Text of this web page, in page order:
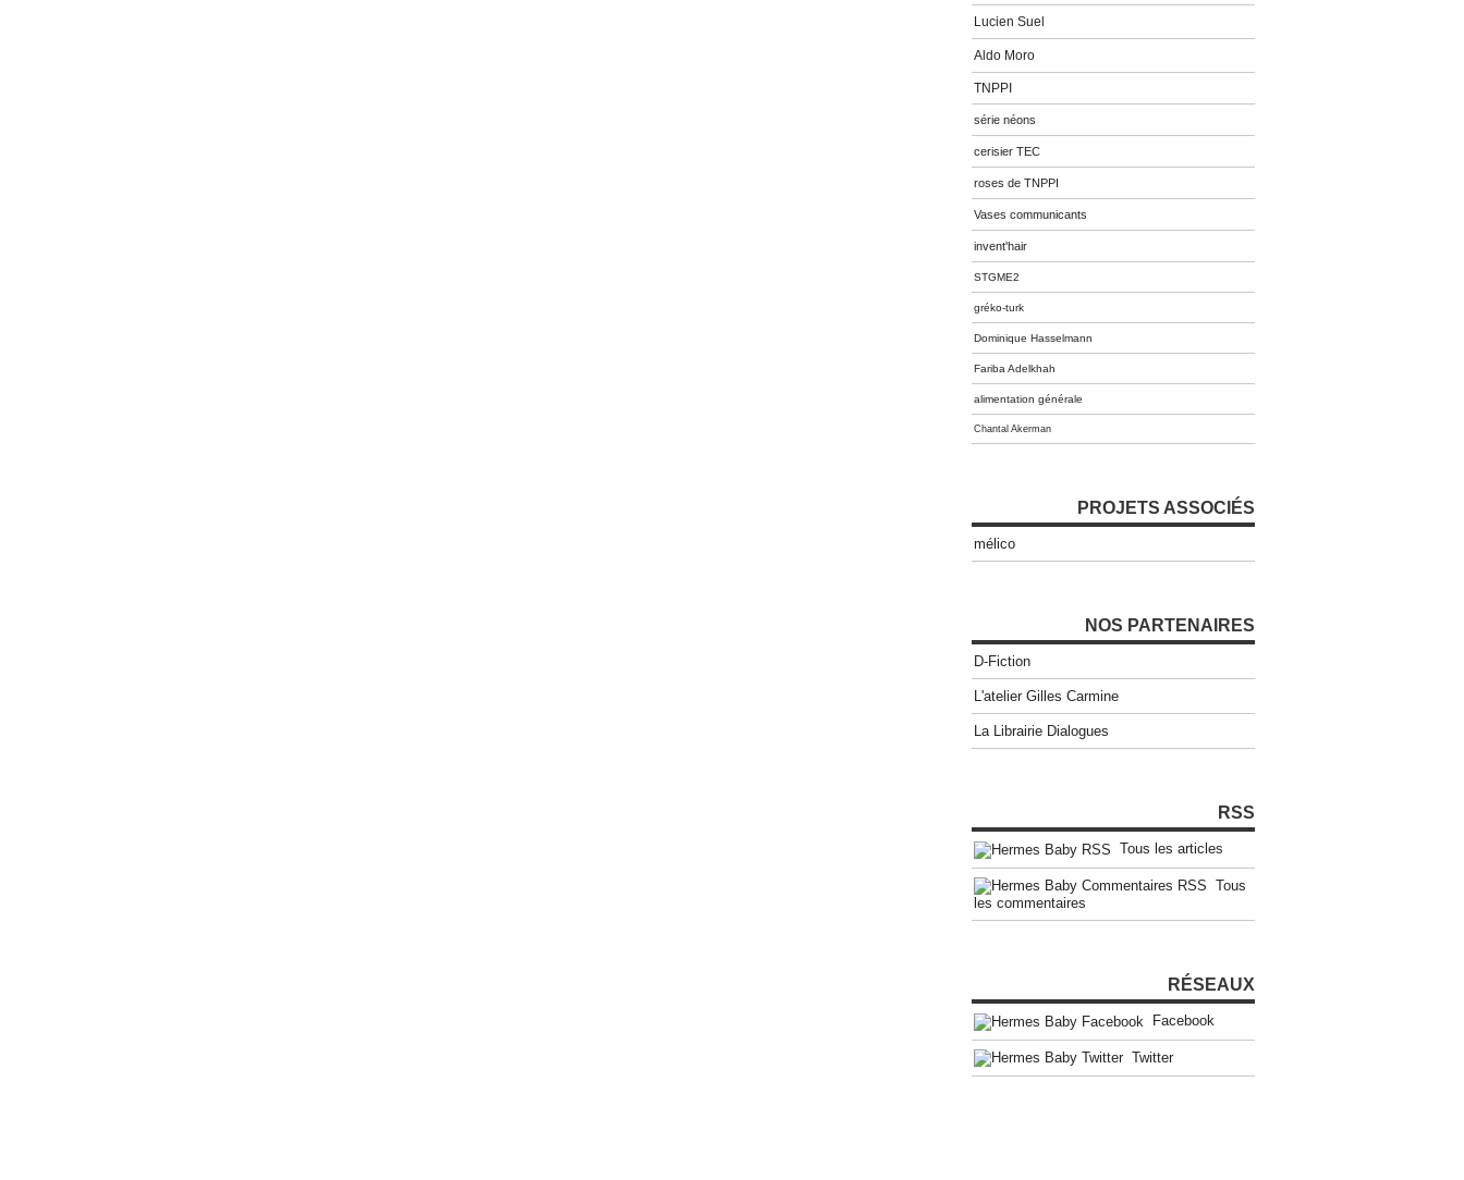
Lucien Suel
Aldo Moro
TNPPI
série néons
cerisier TEC
roses de TNPPI
Vases communicants
invent'hair
STGME2
gréko-turk
Dominique Hasselmann
Fariba Adelkhah
alimentation générale
Chantal Akerman
PROJETS ASSOCIÉS
mélico
NOS PARTENAIRES
D-Fiction
L'atelier Gilles Carmine
La Librairie Dialogues
RSS
Tous les articles
Tous
les commentaires
RÉSEAUX
Facebook
Twitter